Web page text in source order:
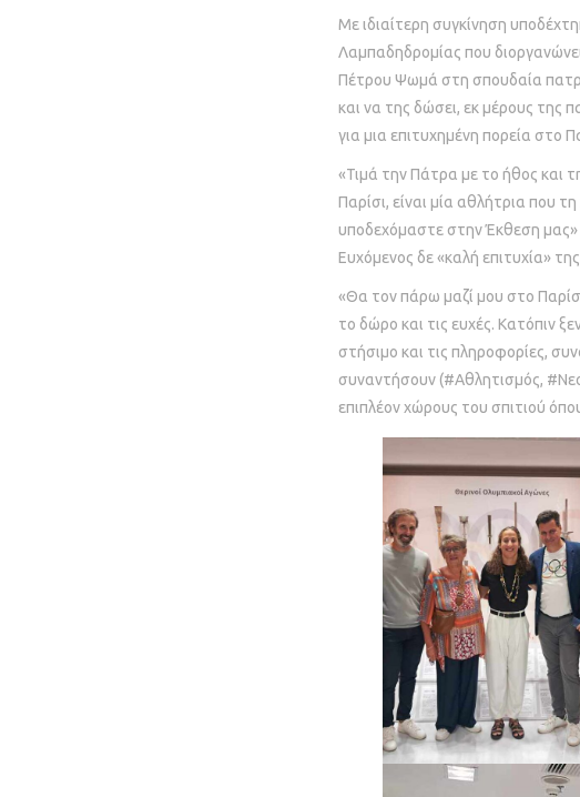
Με ιδιαίτερη συγκίνηση
Λαμπαδηδρομίας που
Πέτρου Ψωμά στη σπουδαία
και να της δώσει, εκ μέρους της
για μια επιτυχημένη πορεία στο
«Τιμά την Πάτρα με το ήθος και
Παρίσι, είναι μία αθλήτρια που
υποδεχόμαστε στην Έκθεση μας»
Ευχόμενος δε «καλή επιτυχία»
«Θα τον πάρω μαζί μου στο
το δώρο και τις ευχές. Κατόπιν
στήσιμο και τις πληροφορίες,
συναντήσουν (#Αθλητισμός,
επιπλέον χώρους του σπιτιού